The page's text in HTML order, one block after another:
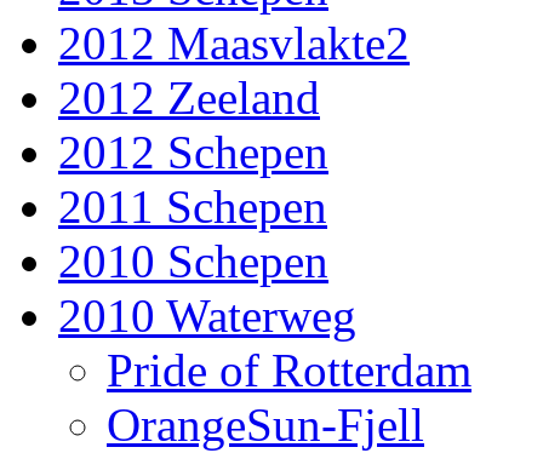
2012 Maasvlakte2
2012 Zeeland
2012 Schepen
2011 Schepen
2010 Schepen
2010 Waterweg
Pride of Rotterdam
OrangeSun-Fjell